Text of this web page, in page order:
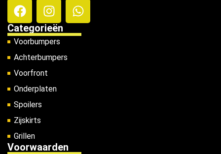
Categorieën
Voorbumpers
Achterbumpers
Voorfront
Onderplaten
Spoilers
Zijskirts
Grillen
Voorwaarden